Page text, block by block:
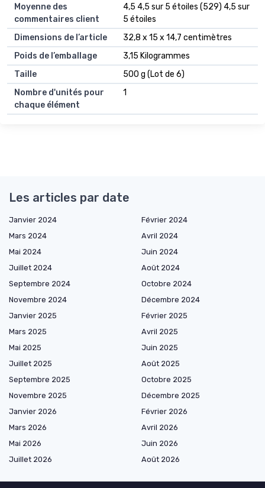
Moyenne des
commentaires client
4,5 4,5 sur 5 étoiles (529) 4,5 sur
5 étoiles
Dimensions de l’article
32,8 x 15 x 14,7 centimètres
Poids de l’emballage
3,15 Kilogrammes
Taille
500 g (Lot de 6)
Nombre d'unités pour
chaque élément
1
Les articles par date
Janvier 2024
Février 2024
Mars 2024
Avril 2024
Mai 2024
Juin 2024
Juillet 2024
Août 2024
Septembre 2024
Octobre 2024
Novembre 2024
Décembre 2024
Janvier 2025
Février 2025
Mars 2025
Avril 2025
Mai 2025
Juin 2025
Juillet 2025
Août 2025
Septembre 2025
Octobre 2025
Novembre 2025
Décembre 2025
Janvier 2026
Février 2026
Mars 2026
Avril 2026
Mai 2026
Juin 2026
Juillet 2026
Août 2026